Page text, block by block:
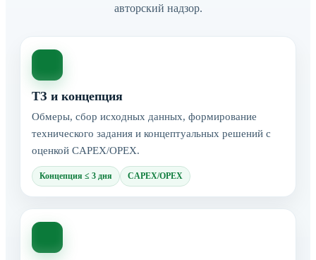
авторский надзор.
ТЗ и концепция
Обмеры, сбор исходных данных, формирование
технического задания и концептуальных решений с
оценкой CAPEX/OPEX.
Концепция ≤ 3 дня CAPEX/OPEX